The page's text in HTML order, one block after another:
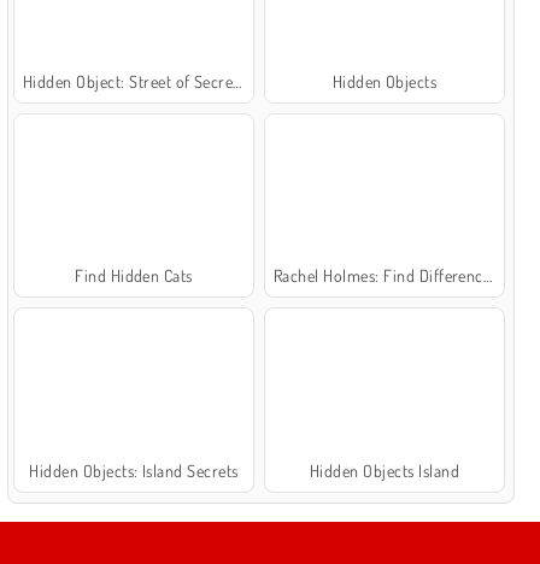
Hidden Objects
Find Hidden Cats
Hidden Objects: Island Secrets Hidden Objects Island